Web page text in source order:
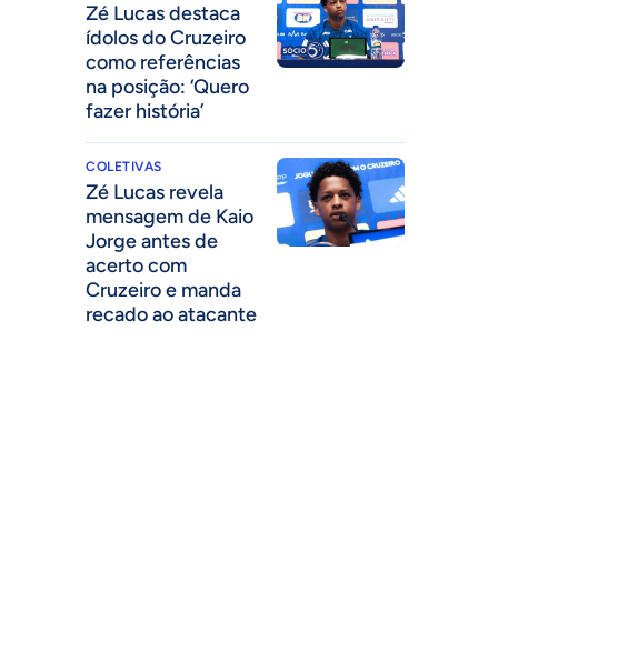
Zé Lucas destaca
ídolos do Cruzeiro
como referências
na posição: ‘Quero
fazer história’
COLETIVAS
Zé Lucas revela
mensagem de Kaio
Jorge antes de
acerto com
Cruzeiro e manda
recado ao atacante